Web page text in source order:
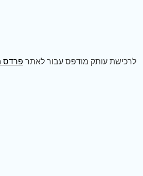
לרכישת עותק מודפס עבור לאתר פרדס